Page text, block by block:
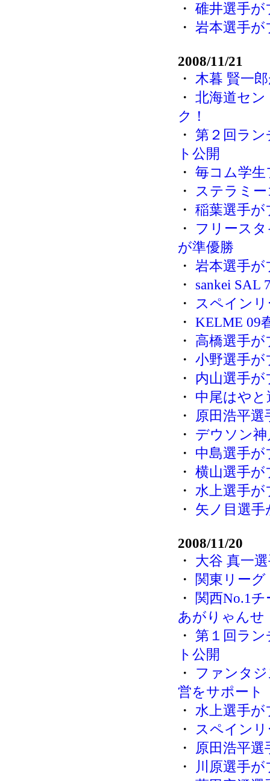
・ 碓井選手
・ 岩本選手
2008/11/21
・ 木暮 賢一
・ 北海道セ
ク！
・ 第２回ラ
ト公開
・ 毎コム学
・
ステラミ
・ 稲葉選手
・ フリースタ
が準優勝
・ 岩本選手
・ sankei SAL
・
スペイン
・ KELME 09
・ 高橋選手
・ 小野選手
・ 内山選手
・ 中尾はや
・
原田浩平
・ デウソン
・ 中島選手
・ 横山選手
・ 水上選手
・ 矢ノ目選
2008/11/20
・ 大谷 真一
・ 関東リー
・ 関西No.1
あがりゃんせ
・ 第１回ラ
ト公開
・ ファンタ
営をサポート
・ 水上選手
・
スペイン
・
原田浩平
・
川原選手